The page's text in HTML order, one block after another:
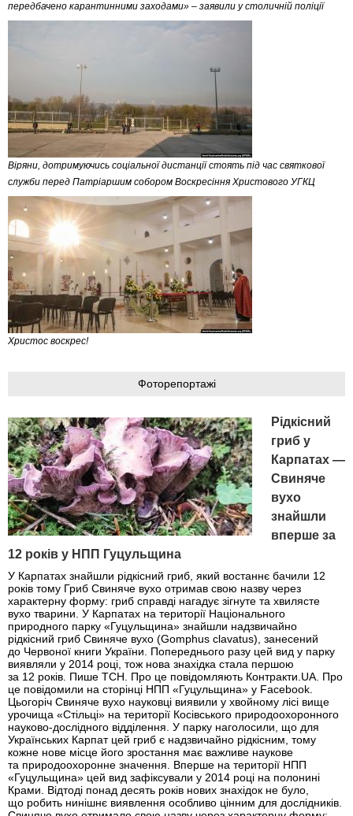
передбачено карантинними заходами» – заявили у столичній поліції
Віряни, дотримуючись соціальної дистанції стоять під час святкової
служби перед Патріаршим собором Воскресіння Христового УГКЦ
Христос воскрес!
Фоторепортажі
Рідкісний
гриб у
Карпатах —
Свиняче
вухо
знайшли
вперше за
12 років у НПП Гуцульщина
У Карпатах знайшли рідкісний гриб, який востаннє бачили 12
років тому Гриб Свиняче вухо отримав свою назву через
характерну форму: гриб справді нагадує зігнуте та хвилясте
вухо тварини. У Карпатах на території Національного
природного парку «Гуцульщина» знайшли надзвичайно
рідкісний гриб Свиняче вухо (Gomphus clavatus), занесений
до Червоної книги України. Попереднього разу цей вид у парку
виявляли у 2014 році, тож нова знахідка стала першою
за 12 років. Пише ТСН. Про це повідомляють Контракти.UA. Про
це повідомили на сторінці НПП «Гуцульщина» у Facebook.
Цьогоріч Свиняче вухо науковці виявили у хвойному лісі вище
урочища «Стільці» на території Косівського природоохоронного
науково-дослідного відділення. У парку наголосили, що для
Українських Карпат цей гриб є надзвичайно рідкісним, тому
кожне нове місце його зростання має важливе наукове
та природоохоронне значення. Вперше на території НПП
«Гуцульщина» цей вид зафіксували у 2014 році на полонині
Крами. Відтоді понад десять років нових знахідок не було,
що робить нинішнє виявлення особливо цінним для дослідників.